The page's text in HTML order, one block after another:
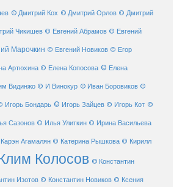
© Дмитрий Кох © Дмитрий Орлов © Дмитрий
Чикишев © Евгений Абрамов © Евгений
Марочкин © Евгений Новиков © Егор
Артюхина © Елена Копосова © Елена
Видинжо © И Винокур © Иван Боровиков ©
Игорь Бондарь © Игорь Зайцев © Игорь Кот ©
Сазонов © Илья Улиткин © Ирина Васильева
Агамалян © Катерина Рышкова © Кирилл
Колосов © Константин
Изотов © Константин Новиков © Ксения